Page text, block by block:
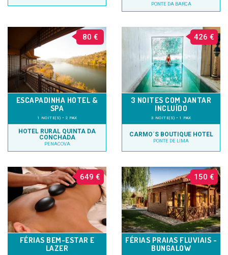
PONTE DA BARCA
80 €
ESCAPADINHA HOTEL &
SPA
1 NOITE(S) • 2 PAX
HOTEL RURAL QUINTA DA
CONCHADA
PENACOVA
426 €
3 NOITES COM JANTAR
INCLUÍDO
3 NOITE(S) • 1 PAX
CARMO´S BOUTIQUE HOTEL
PONTE DE LIMA
649 €
FÉRIAS BEM-ESTAR E
LAZER
150 €
FÉRIAS PRAIAS FLUVIAIS -
BUNGALOW